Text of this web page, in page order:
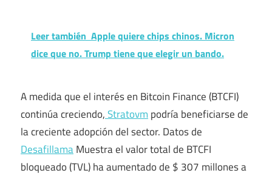
Leer también Apple quiere chips chinos. Micron
dice que no. Trump tiene que elegir un bando.
A medida que el interés en Bitcoin Finance (BTCFI)
continúa creciendo,Stratovm podría beneficiarse de
la creciente adopción del sector. Datos de
DesafillamaMuestra el valor total de BTCFI
bloqueado (TVL) ha aumentado de $ 307 millones a